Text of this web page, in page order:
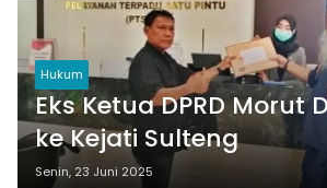
Hukum
Eks Ketua DPRD Morut
ke Kejati Sulteng
Senin, 23 Juni 2025